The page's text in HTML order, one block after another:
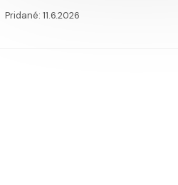
Pridané: 11.6.2026